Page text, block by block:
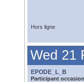
Hors ligne
Wed 21
EPODE_L_B
Participant